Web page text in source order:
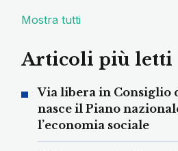
Mostra tutti
Articoli più letti
Via libera in Consiglio
nasce il Piano
l’economia sociale